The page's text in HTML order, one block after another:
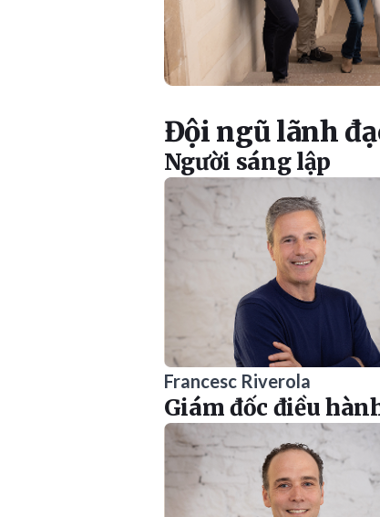
Đội ngũ lãnh
Người sáng lập
Francesc Riverola
Giám đốc điều